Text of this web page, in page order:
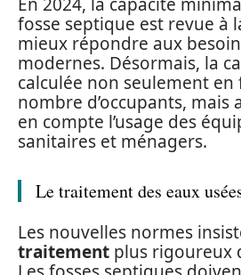
fosse septique est revue à
mieux répondre aux
modernes. Désormais, la
calculée non seulement
nombre d’occupants, mais
en compte l’usage des
sanitaires et ménagers.
Le traitement des eaux
Les nouvelles normes
traitement plus rigoureux